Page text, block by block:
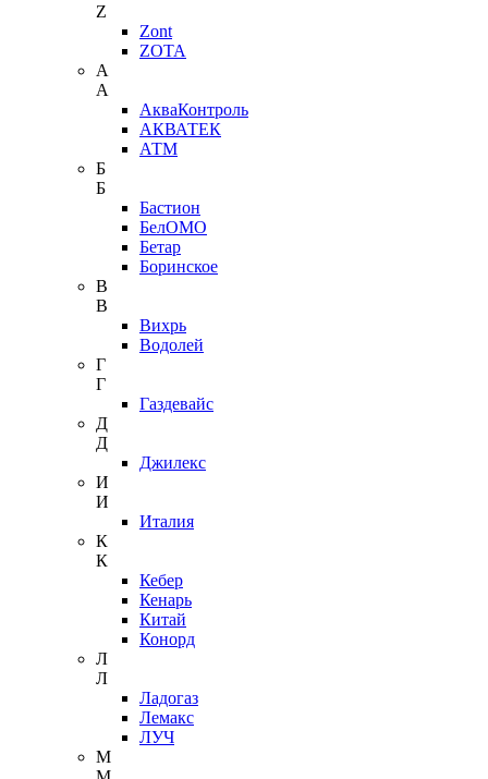
Z
Zont
ZOTA
А
А
АкваКонтроль
АКВАТЕК
АТМ
Б
Б
Бастион
БелОМО
Бетар
Боринское
В
В
Вихрь
Водолей
Г
Г
Газдевайс
Д
Д
Джилекс
И
И
Италия
К
К
Кебер
Кенарь
Китай
Конорд
Л
Л
Ладогаз
Лемакс
ЛУЧ
М